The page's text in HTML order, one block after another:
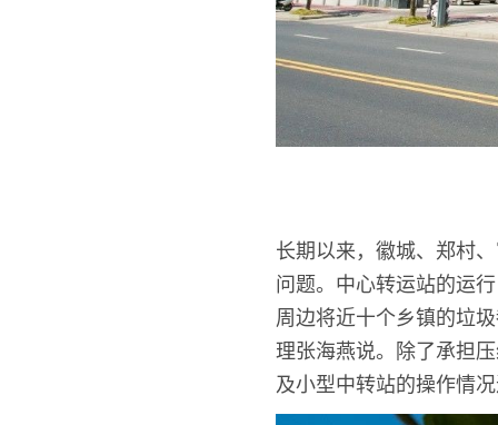
长期以来，徽城、郑村
问题。中心转运站的运
周边将近十个乡镇的垃
理张海燕说。除了承担
及小型中转站的操作情